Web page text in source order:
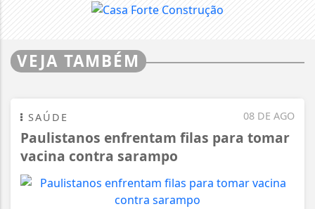
VEJA TAMBÉM
08 DE AGO
SAÚDE
Paulistanos enfrentam filas para tomar
vacina contra sarampo